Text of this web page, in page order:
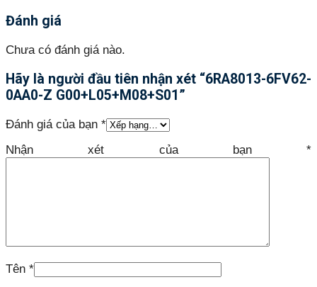
Đánh giá
Chưa có đánh giá nào.
Hãy là người đầu tiên nhận xét “6RA8013-6FV62-
0AA0-Z G00+L05+M08+S01”
Đánh giá của bạn *
Nhận xét của bạn *
Tên *